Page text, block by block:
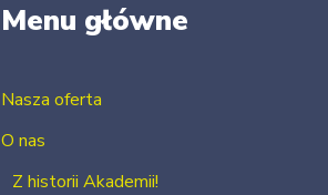
Menu główne
Nasza oferta
O nas
Z historii Akademii!